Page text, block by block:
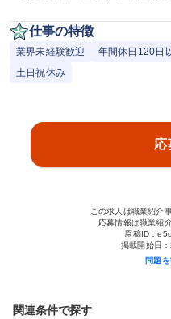
仕事の特徴
業界未経験歓迎 年間休日120日
土日祝休み
応
この求人は職業紹介
応募情報は職業紹
原稿ID：
掲載開始日：
問題
関連条件で探す